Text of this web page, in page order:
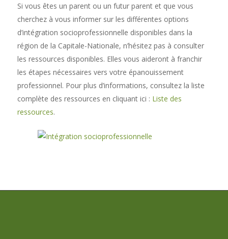
Si vous êtes un parent ou un futur parent et que vous
cherchez à vous informer sur les différentes options
d’intégration socioprofessionnelle disponibles dans la
région de la Capitale-Nationale, n’hésitez pas à consulter
les ressources disponibles. Elles vous aideront à franchir
les étapes nécessaires vers votre épanouissement
professionnel. Pour plus d’informations, consultez la liste
complète des ressources en cliquant ici : Liste des
ressources.